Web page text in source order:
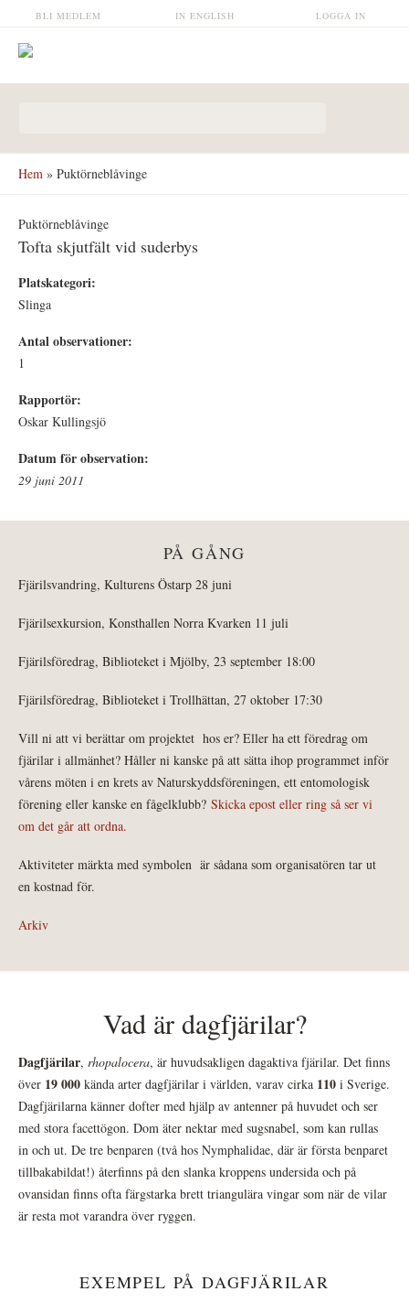
Hoppa till huvudinnehåll LOGGA IN
IN ENGLISH
BLI MEDLEM
Hem » Puktörneblåvinge
Puktörneblåvinge
Tofta skjutfält vid suderbys
Platskategori:
Slinga
Antal observationer:
1
Rapportör:
Oskar Kullingsjö
Datum för observation:
29 juni 2011
PÅ GÅNG
Fjärilsvandring, Kulturens Östarp 28 juni
Fjärilsexkursion, Konsthallen Norra Kvarken 11 juli
Fjärilsföredrag, Biblioteket i Mjölby, 23 september 18:00
Fjärilsföredrag, Biblioteket i Trollhättan, 27 oktober 17:30
Vill ni att vi berättar om projektet hos er? Eller ha ett föredrag om
fjärilar i allmänhet? Håller ni kanske på att sätta ihop programmet inför
vårens möten i en krets av Naturskyddsföreningen, ett entomologisk
förening eller kanske en fågelklubb? Skicka epost eller ring så ser vi
om det går att ordna.
Aktiviteter märkta med symbolen är sådana som organisatören tar ut
en kostnad för.
Arkiv
Vad är dagfjärilar?
Dagfjärilar, rhopalocera, är huvudsakligen dagaktiva fjärilar. Det finns
över 19 000 kända arter dagfjärilar i världen, varav cirka 110 i Sverige.
Dagfjärilarna känner dofter med hjälp av antenner på huvudet och ser
med stora facettögon. Dom äter nektar med sugsnabel, som kan rullas
in och ut. De tre benparen (två hos Nymphalidae, där är första benparet
tillbakabildat!) återfinns på den slanka kroppens undersida och på
ovansidan finns ofta färgstarka brett triangulära vingar som när de vilar
är resta mot varandra över ryggen.
EXEMPEL PÅ DAGFJÄRILAR